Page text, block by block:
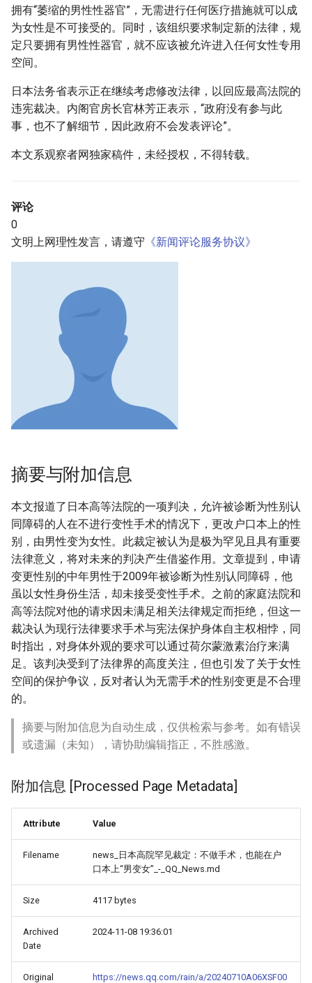
拥有“萎缩的男性性器官”，无需进行任何医疗措施就可以成
为女性是不可接受的。同时，该组织要求制定新的法律，规
定只要拥有男性性器官，就不应该被允许进入任何女性专用
空间。
日本法务省表示正在继续考虑修改法律，以回应最高法院的
违宪裁决。内阁官房长官林芳正表示，“政府没有参与此
事，也不了解细节，因此政府不会发表评论”。
本文系观察者网独家稿件，未经授权，不得转载。
评论
0
文明上网理性发言，请遵守 《新闻评论服务协议》
摘要与附加信息
本文报道了日本高等法院的一项判决，允许被诊断为性别认
同障碍的人在不进行变性手术的情况下，更改户口本上的性
别，由男性变为女性。此裁定被认为是极为罕见且具有重要
法律意义，将对未来的判决产生借鉴作用。文章提到，申请
变更性别的中年男性于2009年被诊断为性别认同障碍，他
虽以女性身份生活，却未接受变性手术。之前的家庭法院和
高等法院对他的请求因未满足相关法律规定而拒绝，但这一
裁决认为现行法律要求手术与宪法保护身体自主权相悖，同
时指出，对身体外观的要求可以通过荷尔蒙激素治疗来满
足。该判决受到了法律界的高度关注，但也引发了关于女性
空间的保护争议，反对者认为无需手术的性别变更是不合理
的。
摘要与附加信息为自动生成，仅供检索与参考。如有错误
或遗漏（未知），请协助编辑指正，不胜感激。
附加信息 [Processed Page Metadata]
Attribute Value
Filename
news_日本高院罕见裁定：不做手术，也能在户
口本上“男变女”_-_QQ_News.md
Size 4117 bytes
Archived
Date
2024-11-08 19:36:01
Original
https://news.qq.com/rain/a/20240710A06XSF00